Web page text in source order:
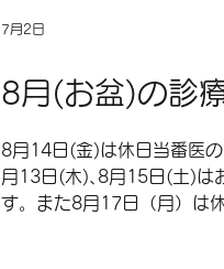
8月(お盆)の診
8月14日(金)は休日当番医
月13日(木)､8月15日(土)は
す。また8月17日（月）は
7月2日